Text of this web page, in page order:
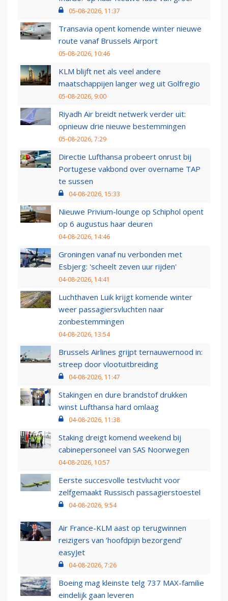
05-08-2026, 11:37
Transavia opent komende winter nieuwe
route vanaf Brussels Airport
05-08-2026, 10:46
KLM blijft net als veel andere
maatschappijen langer weg uit Golfregio
05-08-2026, 9:00
Riyadh Air breidt netwerk verder uit:
opnieuw drie nieuwe bestemmingen
05-08-2026, 7:29
Directie Lufthansa probeert onrust bij
Portugese vakbond over overname TAP
te sussen
04-08-2026, 15:33
Nieuwe Privium-lounge op Schiphol opent
op 6 augustus haar deuren
04-08-2026, 14:46
Groningen vanaf nu verbonden met
Esbjerg: 'scheelt zeven uur rijden'
04-08-2026, 14:41
Luchthaven Luik krijgt komende winter
weer passagiersvluchten naar
zonbestemmingen
04-08-2026, 13:54
Brussels Airlines grijpt ternauwernood in:
streep door vlootuitbreiding
04-08-2026, 11:47
Stakingen en dure brandstof drukken
winst Lufthansa hard omlaag
04-08-2026, 11:38
Staking dreigt komend weekend bij
cabinepersoneel van SAS Noorwegen
04-08-2026, 10:57
Eerste succesvolle testvlucht voor
zelfgemaakt Russisch passagierstoestel
04-08-2026, 9:54
Air France-KLM aast op terugwinnen
reizigers van ‘hoofdpijn bezorgend’
easyJet
04-08-2026, 7:26
Boeing mag kleinste telg 737 MAX-familie
eindelijk gaan leveren